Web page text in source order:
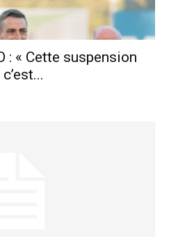
: « Cette suspension